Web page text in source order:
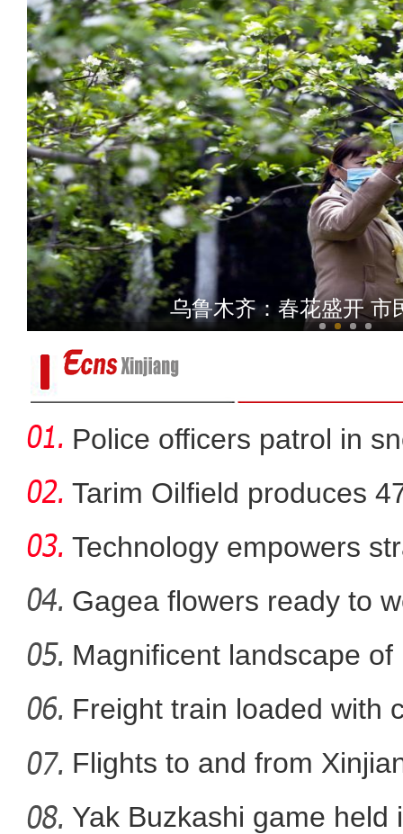
实拍新疆兵团昆玉市：荒
看《乡村“网”事》感受现
新疆赛里木湖融冰期冰潮涌
Police officers patrol in
Tarim Oilfield produces
Technology empowers
Xi
Gagea flowers ready to
Nal
Magnificent landscape
La
Freight train loaded with
Flights to and from
Yak Buzkashi game held